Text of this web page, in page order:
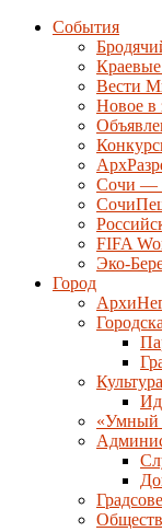
События
Вести
Новое в
Сочи —
FIFA
Эко-
Город
Культура
«Умный